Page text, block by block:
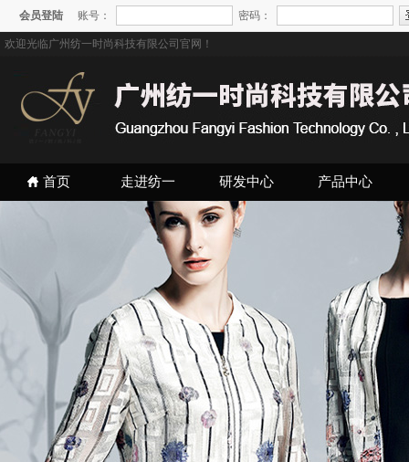
会员登陆 账号： 密码：
欢迎光临广州纺一时尚科技有限公司官网！
首页 走进纺一 研发中心 产品中心